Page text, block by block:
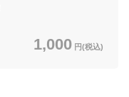
1,000 円(税込)